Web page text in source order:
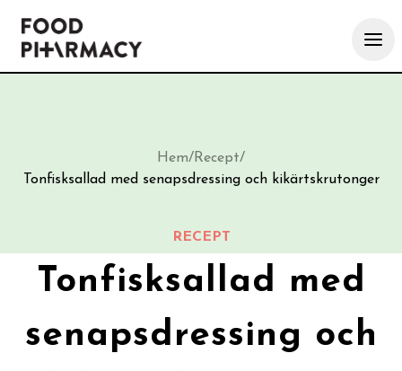
Hem/Recept/
Tonfisksallad med senapsdressing och kikärtskrutonger
RECEPT
Tonfisksallad med
senapsdressing och